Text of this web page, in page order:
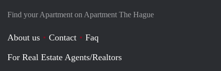
Find your Apartment on Apartment The Hague
About us Contact
Faq
For Real Estate Agents/Realtors